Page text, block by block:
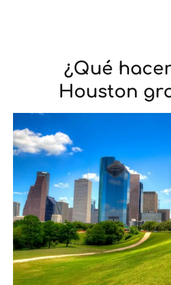
¿Qué
Houston